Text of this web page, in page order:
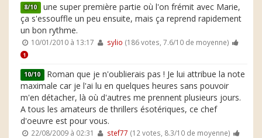
8/10 une super première partie où l'on frémit avec Marie,
ça s'essouffle un peu ensuite, mais ça reprend rapidement
un bon rythme.
10/01/2010 à 13:17 sylio (186 votes, 7.6/10 de moyenne)
1
10/10 Roman que je n'oublierais pas ! Je lui attribue la note
maximale car je l'ai lu en quelques heures sans pouvoir
m'en détacher, là où d'autres me prennent plusieurs jours.
A tous les amateurs de thrillers ésotériques, ce chef
d'oeuvre est pour vous.
22/08/2009 à 02:31 stef77 (12 votes, 8.3/10 de moyenne)